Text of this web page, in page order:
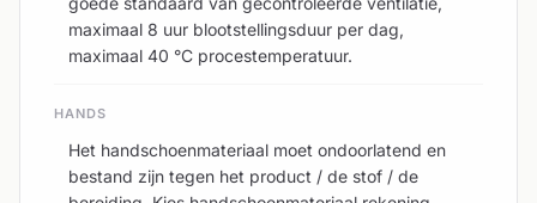
maximaal 8 uur blootstellingsduur per dag,
maximaal 40 °C procestemperatuur.
HANDS
Het handschoenmateriaal moet ondoorlatend en
bestand zijn tegen het product / de stof / de